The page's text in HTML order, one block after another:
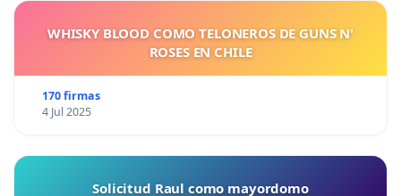
WHISKY BLOOD COMO TELONEROS DE GUNS N'
ROSES EN CHILE
170 firmas
4 Jul 2025
Solicitud Raul como mayordomo